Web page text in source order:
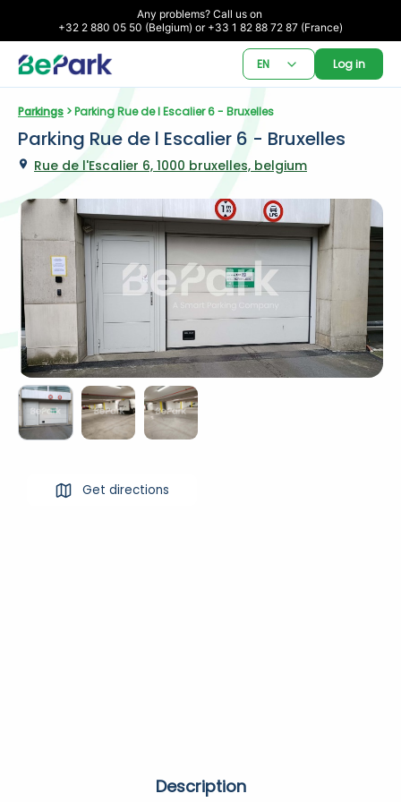
Any problems? Call us on
+32 2 880 05 50 (Belgium) or +33 1 82 88 72 87 (France)
EN Log in
Parkings > Parking Rue de l Escalier 6 - Bruxelles
Parking Rue de l Escalier 6 - Bruxelles
Rue de l'Escalier 6, 1000 bruxelles, belgium
Get directions
Description